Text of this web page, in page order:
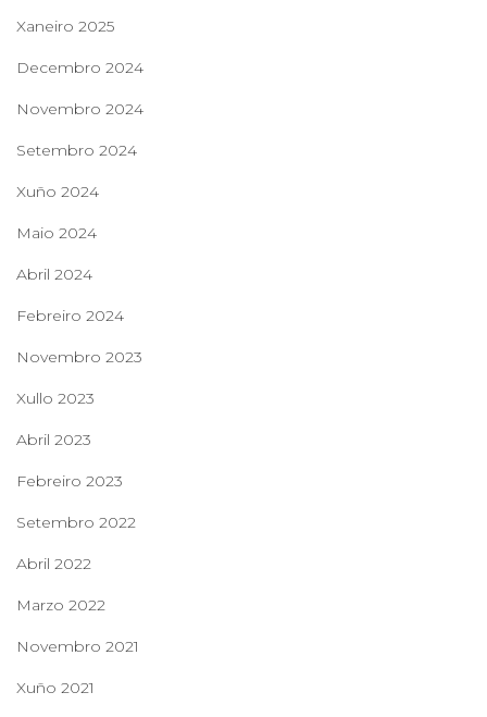
Xaneiro 2025
Decembro 2024
Novembro 2024
Setembro 2024
Xuño 2024
Maio 2024
Abril 2024
Febreiro 2024
Novembro 2023
Xullo 2023
Abril 2023
Febreiro 2023
Setembro 2022
Abril 2022
Marzo 2022
Novembro 2021
Xuño 2021